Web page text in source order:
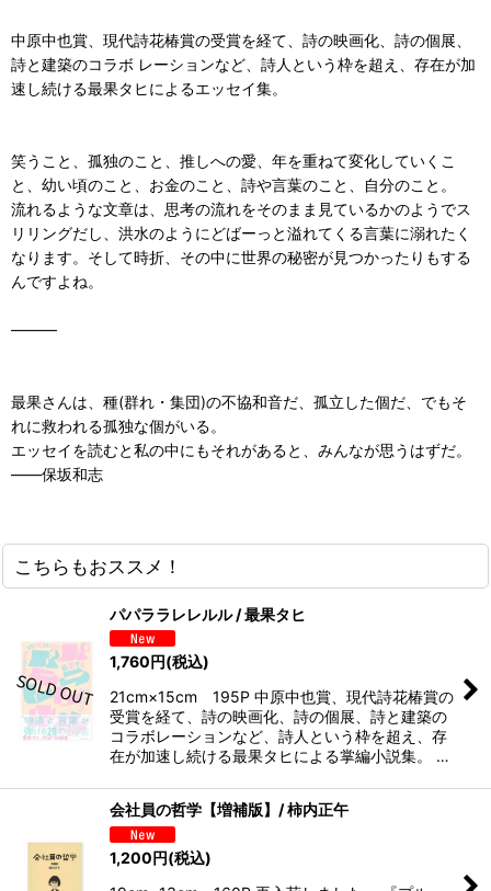
中原中也賞、現代詩花椿賞の受賞を経て、詩の映画化、詩の個展、
詩と建築のコラボ レーションなど、詩人という枠を超え、存在が加
速し続ける最果タヒによるエッセイ集。
笑うこと、孤独のこと、推しへの愛、年を重ねて変化していくこ
と、幼い頃のこと、お金のこと、詩や言葉のこと、自分のこと。
流れるような文章は、思考の流れをそのまま見ているかのようでス
リリングだし、洪水のようにどばーっと溢れてくる言葉に溺れたく
なります。そして時折、その中に世界の秘密が見つかったりもする
んですよね。
―――
最果さんは、種(群れ・集団)の不協和音だ、孤立した個だ、でもそ
れに救われる孤独な個がいる。
エッセイを読むと私の中にもそれがあると、みんなが思うはずだ。
――保坂和志
こちらもおススメ！
パパララレレルル / 最果タヒ
1,760円(税込)
21cm×15cm 195P 中原中也賞、現代詩花椿賞の
受賞を経て、詩の映画化、詩の個展、詩と建築の
コラボレーションなど、詩人という枠を超え、存
在が加速し続ける最果タヒによる掌編小説集。 …
会社員の哲学【増補版】/ 柿内正午
1,200円(税込)